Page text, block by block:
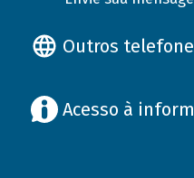
Outros
Acesso à